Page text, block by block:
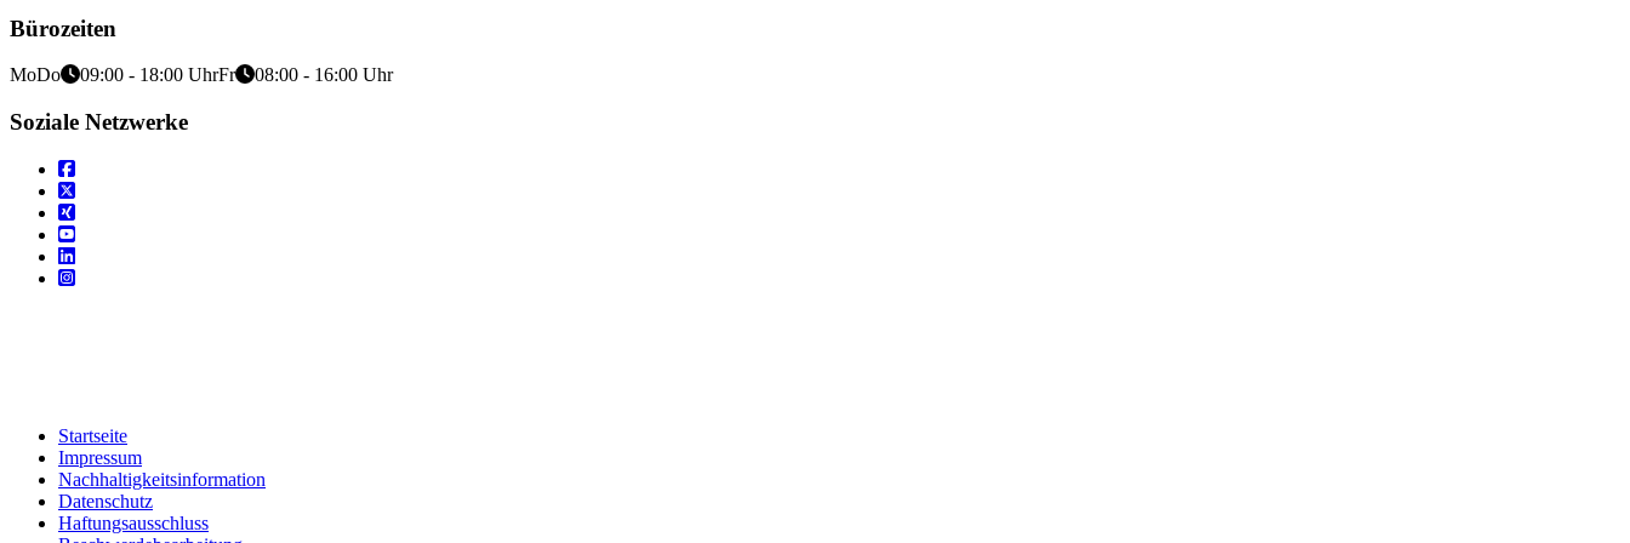
Bürozeiten
MoDo 09:00 - 18:00 UhrFr 08:00 - 16:00 Uhr
Soziale Netzwerke
Startseite
Impressum
Nachhaltigkeitsinformation
Datenschutz
Haftungsausschluss